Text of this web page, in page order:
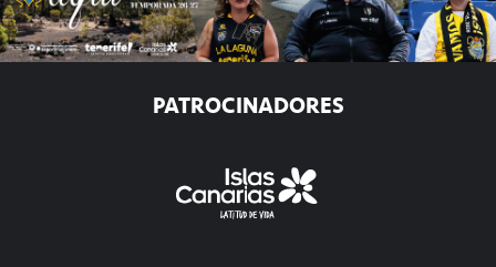
PATROCINADORES